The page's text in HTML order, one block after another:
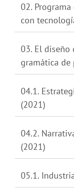
02.
con
03. El diseño
gramática de
04.1.
(2021)
04.2.
(2021)
05.1.